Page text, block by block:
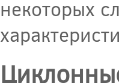
некоторых